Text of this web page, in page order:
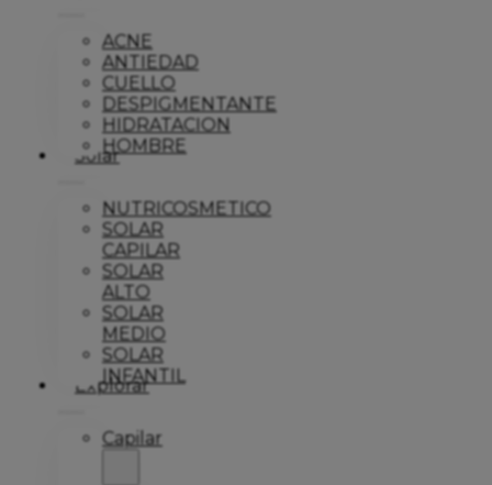
ACNE
ANTIEDAD
CUELLO
DESPIGMENTANTE
HIDRATACION
HOMBRE
Solar
NUTRICOSMETICO
SOLAR
CAPILAR
SOLAR
ALTO
SOLAR
MEDIO
SOLAR
INFANTIL
Explorar
Capilar